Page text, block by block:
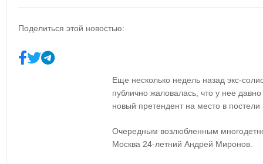
Поделиться этой новостью:
Еще несколько недель назад экс-
публично жаловалась, что у нее
новый претендент на место в постели
Очередным возлюбленным
Москва 24-летний Андрей Миронов.